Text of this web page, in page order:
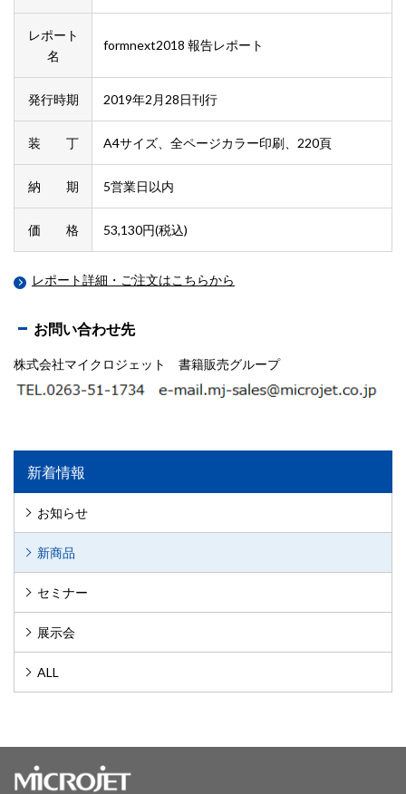
レポート
名
formnext2018 報告レポート
発行時期 2019年2月28日刊行
装 丁 A4サイズ、全ページカラー印刷、220頁
納 期 5営業日以内
価 格 53,130円(税込)
レポート詳細・ご注文はこちらから
お問い合わせ先
株式会社マイクロジェット 書籍販売グループ
新着情報
お知らせ
新商品
セミナー
展示会
ALL